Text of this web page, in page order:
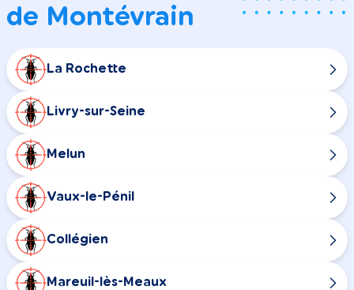
de Montévrain
La Rochette
Livry-sur-Seine
Melun
Vaux-le-Pénil
Collégien
Mareuil-lès-Meaux